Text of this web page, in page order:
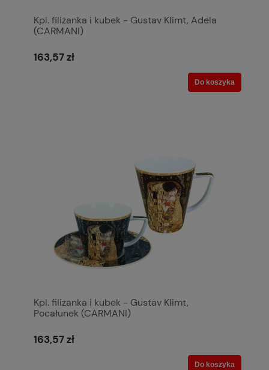
Kpl. filiżanka i kubek - Gustav Klimt, Adela
(CARMANI)
163,57 zł
Do koszyka
Kpl. filiżanka i kubek - Gustav Klimt,
Pocałunek (CARMANI)
163,57 zł
Do koszyka